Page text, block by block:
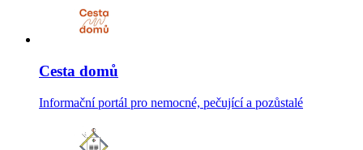
Cesta domů
Informační portál pro nemocné, pečující a pozůstalé